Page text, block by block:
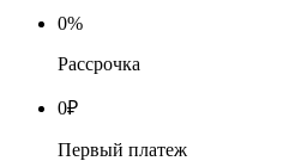
0%
Рассрочка
0₽
Первый платеж